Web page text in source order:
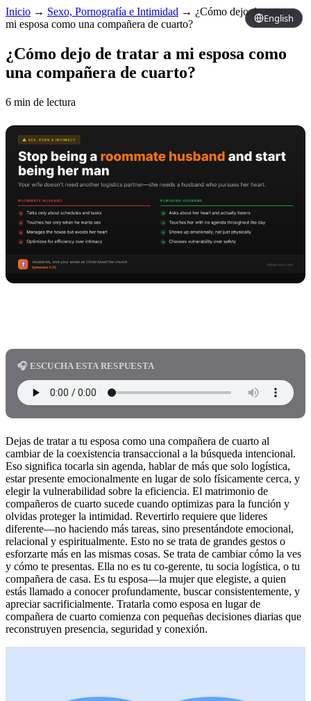
English
Inicio → Sexo, Pornografía e Intimidad → ¿Cómo dejo de tratar a
mi esposa como una compañera de cuarto?
¿Cómo dejo de tratar a mi esposa como
una compañera de cuarto?
6 min de lectura
🎧 ESCUCHA ESTA RESPUESTA
Dejas de tratar a tu esposa como una compañera de cuarto al
cambiar de la coexistencia transaccional a la búsqueda intencional.
Eso significa tocarla sin agenda, hablar de más que solo logística,
estar presente emocionalmente en lugar de solo físicamente cerca, y
elegir la vulnerabilidad sobre la eficiencia. El matrimonio de
compañeros de cuarto sucede cuando optimizas para la función y
olvidas proteger la intimidad. Revertirlo requiere que lideres
diferente—no haciendo más tareas, sino presentándote emocional,
relacional y espiritualmente. Esto no se trata de grandes gestos o
esforzarte más en las mismas cosas. Se trata de cambiar cómo la ves
y cómo te presentas. Ella no es tu co-gerente, tu socia logística, o tu
compañera de casa. Es tu esposa—la mujer que elegiste, a quien
estás llamado a conocer profundamente, buscar consistentemente, y
apreciar sacrificialmente. Tratarla como esposa en lugar de
compañera de cuarto comienza con pequeñas decisiones diarias que
reconstruyen presencia, seguridad y conexión.